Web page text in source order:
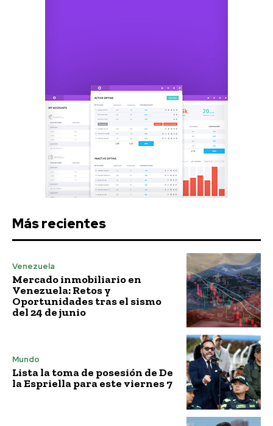
Más recientes
Venezuela
Mercado inmobiliario en
Venezuela: Retos y
Oportunidades tras el sismo
del 24 de junio
Mundo
Lista la toma de posesión de De
la Espriella para este viernes 7